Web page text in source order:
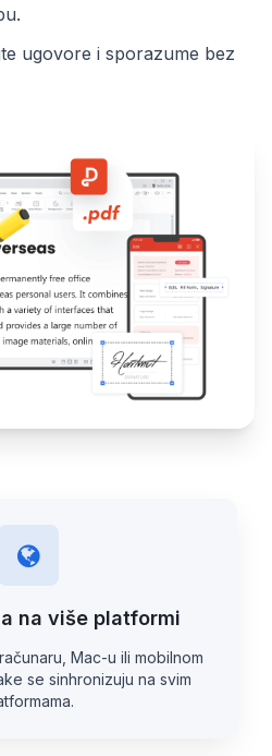
ugovore i sporazume bez
na više platformi
Mac-u ili mobilnom
se sinhronizuju na svim